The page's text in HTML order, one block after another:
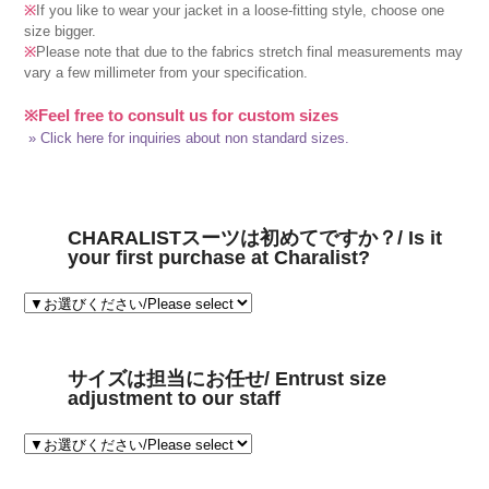
※ If you like to wear your jacket in a loose-fitting style, choose one
size bigger.
※Please note that due to the fabrics stretch final measurements may
vary a few millimeter from your specification.
※Feel free to consult us for custom sizes
» Click here for inquiries about non standard sizes.
CHARALISTスーツは初めてですか？/ Is it
your first purchase at Charalist?
サイズは担当にお任せ/ Entrust size
adjustment to our staff